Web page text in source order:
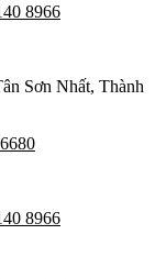
8966
Sơn Nhất, Thành
8966